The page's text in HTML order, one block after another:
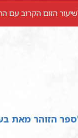
הזום הקרוב עם
הזוהר מאת